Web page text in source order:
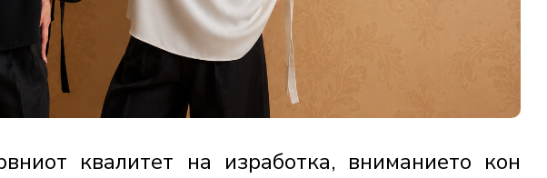
квалитет на изработка, вниманието кон